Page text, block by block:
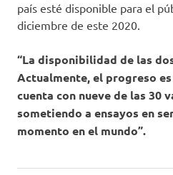
país esté disponible para el
diciembre de este 2020.
“La disponibilidad de las
Actualmente, el progreso
cuenta con nueve de las 30
sometiendo a ensayos en
momento en el mundo”.